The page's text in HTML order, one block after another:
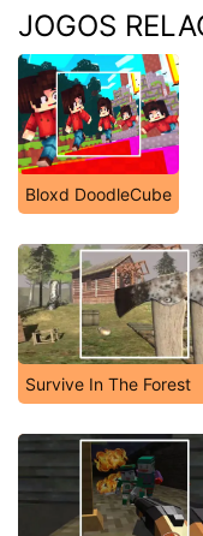
JOGOS
Bloxd DoodleCube
Survive In The Forest